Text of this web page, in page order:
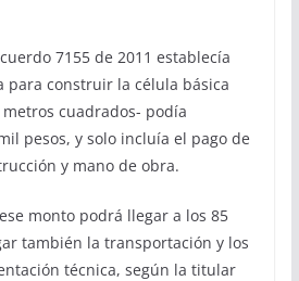
7155 de 2011 establecía
para construir la célula básica
cuadrados- podía
pesos, y solo incluía el pago de
y mano de obra.
monto podrá llegar a los 85
también la transportación y los
técnica, según la titular